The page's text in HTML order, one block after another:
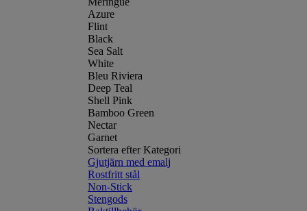
Azure
Flint
Black
Sea Salt
White
Bleu Riviera
Deep Teal
Shell Pink
Bamboo Green
Nectar
Garnet
Sortera efter Kategori
Gjutjärn med emalj
Rostfritt stål
Non-Stick
Stengods